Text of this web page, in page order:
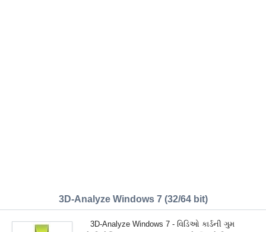
3D-Analyze Windows 7 (32/64 bit)
3D-Analyze Windows 7 - વિડિઓ કાર્ડની ગુમ